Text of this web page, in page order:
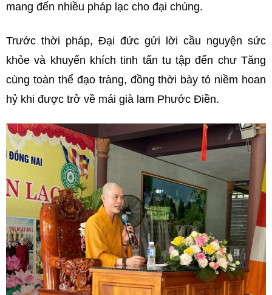
mang đến nhiều pháp lạc cho đại chúng.
Trước thời pháp, Đại đức gửi lời cầu nguyện sức
khỏe và khuyến khích tinh tấn tu tập đến chư Tăng
cùng toàn thể đạo tràng, đồng thời bày tỏ niềm hoan
hỷ khi được trở về mái già lam Phước Điền.